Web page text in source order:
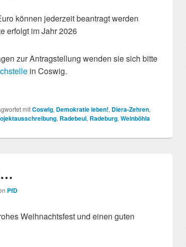
können jederzeit beantragt werden
erfolgt im Jahr 2026
zur Antragstellung wenden sie sich bitte
in Coswig.
mitCoswig, Demokratie leben!, Diera-Zehren,
, Radebeul, Radeburg, Weinböhla
PfD
Weihnachtsfest und einen guten